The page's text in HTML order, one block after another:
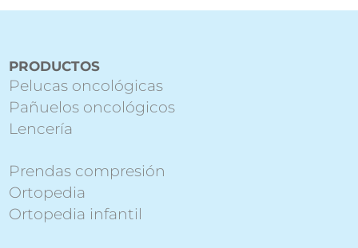
PRODUCTOS
Pelucas oncológicas
Pañuelos oncológicos
Lencería
Prendas compresión
Ortopedia
Ortopedia infantil